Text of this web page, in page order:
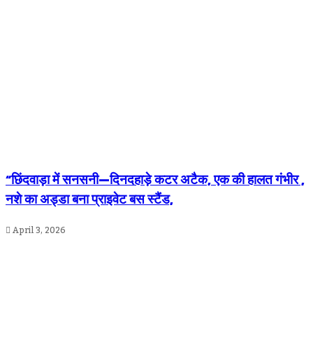
“छिंदवाड़ा में सनसनी—दिनदहाड़े कटर अटैक, एक की हालत गंभीर ,
नशे का अड्डा बना प्राइवेट बस स्टैंड,
April 3, 2026